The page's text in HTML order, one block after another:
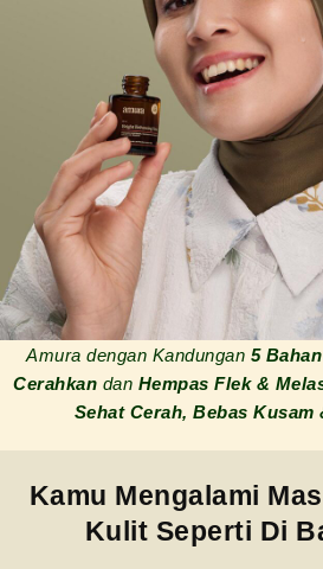
Amura dengan Kandungan 5
Cerahkan dan Hempas Flek &
Sehat Cerah, Bebas Kusam
Kamu Mengalami
Kulit Seperti Di